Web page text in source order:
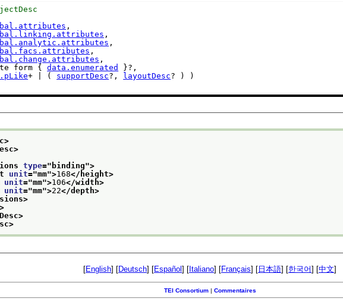
,
,
,
,
,
form {
data.enumerated
}?,
+ | ( supportDesc?, layoutDesc? ) )
type=" binding">
unit="mm">168</height>
unit="mm">106</width>
unit="mm">22</depth>
[English] [Deutsch] [Español] [Italiano] [Français] [日本語] [한국어] [中文]
TEI Consortium| Commentaires